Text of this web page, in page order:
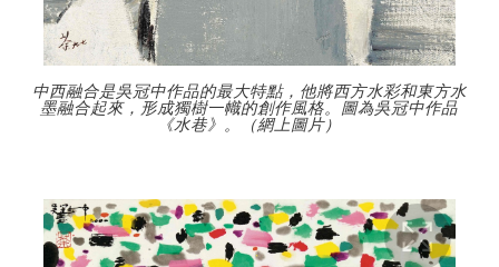
中西融合是吳冠中作品的最大特點，他將西方水彩和東方水
墨融合起來，形成獨樹一幟的創作風格。圖為吳冠中作品
《水巷》。（網上圖片）